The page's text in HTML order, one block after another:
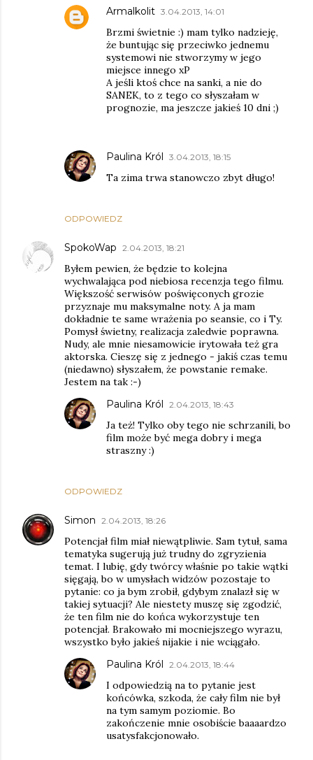
ODPOWIEDZ
Armalkolit 3.04.2013, 14:01
Brzmi świetnie :) mam tylko nadzieję,
że buntując się przeciwko jednemu
systemowi nie stworzymy w jego
miejsce innego xP
A jeśli ktoś chce na sanki, a nie do
SANEK, to z tego co słyszałam w
prognozie, ma jeszcze jakieś 10 dni ;)
Paulina Król 3.04.2013, 18:15
Ta zima trwa stanowczo zbyt długo!
SpokoWap 2.04.2013, 18:21
Byłem pewien, że będzie to kolejna
wychwalająca pod niebiosa recenzja tego filmu.
Większość serwisów poświęconych grozie
przyznaje mu maksymalne noty. A ja mam
dokładnie te same wrażenia po seansie, co i Ty.
Pomysł świetny, realizacja zaledwie poprawna.
Nudy, ale mnie niesamowicie irytowała też gra
aktorska. Cieszę się z jednego - jakiś czas temu
(niedawno) słyszałem, że powstanie remake.
Jestem na tak :-)
ODPOWIEDZ
Paulina Król 2.04.2013, 18:43
Ja też! Tylko oby tego nie schrzanili, bo
film może być mega dobry i mega
straszny :)
Simon 2.04.2013, 18:26
Potencjał film miał niewątpliwie. Sam tytuł, sama
tematyka sugerują już trudny do zgryzienia
temat. I lubię, gdy twórcy właśnie po takie wątki
sięgają, bo w umysłach widzów pozostaje to
pytanie: co ja bym zrobił, gdybym znalazł się w
takiej sytuacji? Ale niestety muszę się zgodzić,
że ten film nie do końca wykorzystuje ten
potencjał. Brakowało mi mocniejszego wyrazu,
wszystko było jakieś nijakie i nie wciągało.
Paulina Król 2.04.2013, 18:44
I odpowiedzią na to pytanie jest
końcówka, szkoda, że cały film nie był
na tym samym poziomie. Bo
zakończenie mnie osobiście baaaardzo
usatysfakcjonowało.